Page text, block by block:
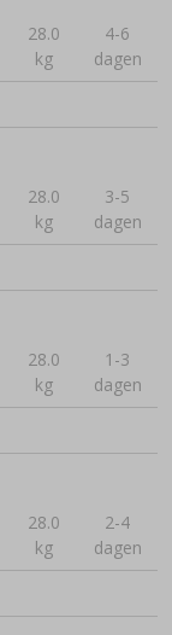
28.0
kg
4-6
dagen
28.0
kg
3-5
dagen
28.0
kg
1-3
dagen
28.0
kg
2-4
dagen